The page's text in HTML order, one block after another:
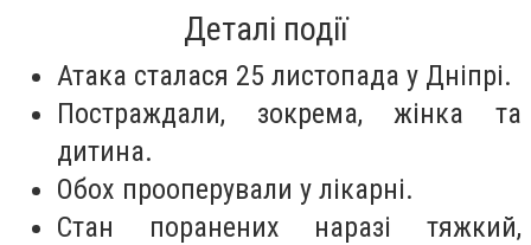
Деталі події
Атака сталася 25 листопада у Дніпрі.
Постраждали, зокрема, жінка та
дитина.
Обох прооперували у лікарні.
Стан поранених наразі тяжкий,